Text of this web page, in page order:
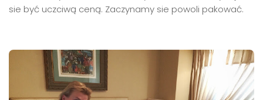
sie być uczciwą ceną. Zaczynamy sie powoli pakować.